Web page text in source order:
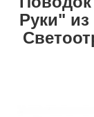
Руки"